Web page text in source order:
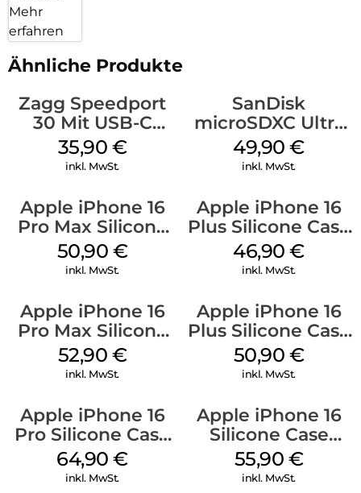
Mehr
erfahren
Ähnliche Produkte
Zagg Speedport
30 Mit USB-C
Kabel Weiß
35,90 €
inkl. MwSt.
SanDisk
microSDXC Ultra
128 GB + Adapter
Mobile
49,90€
inkl. MwSt.
Apple iPhone 16
Pro Max Silicone
Case MagSafe
Denim
50,90 €
inkl. MwSt.
Apple iPhone 16
Plus Silicone Case
MagSafe Stone
Gray
46,90€
inkl. MwSt.
Apple iPhone 16
Pro Max Silicone
Case MagSafe
Ultramarine
52,90 €
inkl. MwSt.
Apple iPhone 16
Plus Silicone Case
MagSafe Lake
Green
50,90 €
inkl. MwSt.
Apple iPhone 16
Pro Silicone Case
MagSafe Denim
64,90€
inkl. MwSt.
Apple iPhone 16
Silicone Case
MagSafe
Ultramarine
55,90 €
inkl. MwSt.